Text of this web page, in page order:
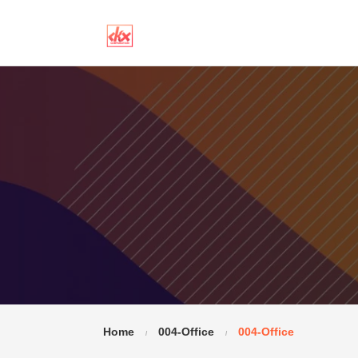
Home 004-Office 004-Office